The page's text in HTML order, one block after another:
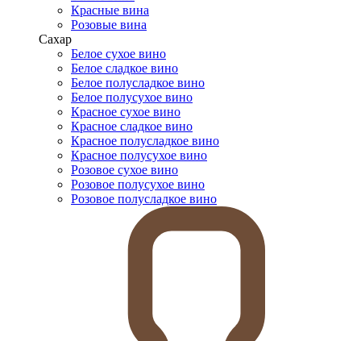
Красные вина
Розовые вина
Сахар
Белое сухое вино
Белое сладкое вино
Белое полусладкое вино
Белое полусухое вино
Красное сухое вино
Красное сладкое вино
Красное полусладкое вино
Красное полусухое вино
Розовое сухое вино
Розовое полусухое вино
Розовое полусладкое вино